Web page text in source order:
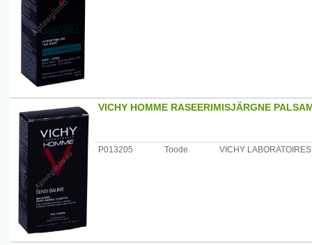
VICHY HOMME RASEERIMISJÄRGNE
P013205 Toode VICHY LABORATOIRES